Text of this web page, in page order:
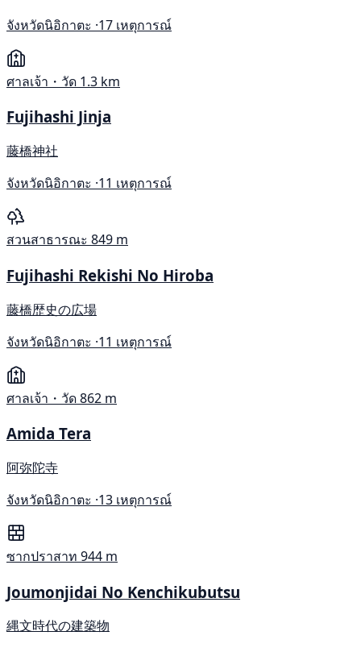
จังหวัดนิอิกาตะ ·17 เหตุการณ์
ศาลเจ้า・วัด 1.3 km
Fujihashi Jinja
藤橋神社
จังหวัดนิอิกาตะ ·11 เหตุการณ์
สวนสาธารณะ 849 m
Fujihashi Rekishi No Hiroba
藤橋歴史の広場
จังหวัดนิอิกาตะ ·11 เหตุการณ์
ศาลเจ้า・วัด862 m
Amida Tera
阿弥陀寺
จังหวัดนิอิกาตะ ·13 เหตุการณ์
ซากปราสาท 944 m
Joumonjidai No Kenchikubutsu
縄文時代の建築物